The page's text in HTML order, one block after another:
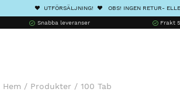
❤️ UTFÖRSÄLJNING! ❤️ OBS! INGEN RETUR-
Snabba leveranser Frakt
Hem / Produkter / 100 Tab